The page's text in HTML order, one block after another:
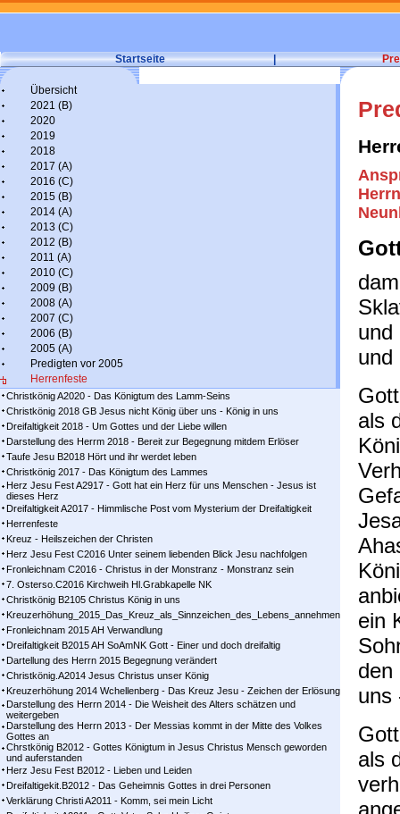
Startseite |
Übersicht
2021 (B)
2020
2019
2018
2017 (A)
2016 (C)
2015 (B)
2014 (A)
2013 (C)
2012 (B)
2011 (A)
2010 (C)
2009 (B)
2008 (A)
2007 (C)
2006 (B)
2005 (A)
Predigten vor 2005
Herrenfeste
Christkönig A2020 - Das Königtum des Lamm-Seins
Christkönig 2018 GB Jesus nicht König über uns - König in uns
Dreifaltigkeit 2018 - Um Gottes und der Liebe willen
Darstellung des Herrm 2018 - Bereit zur Begegnung mitdem Erlöser
Taufe Jesu B2018 Hört und ihr werdet leben
Christkönig 2017 - Das Königtum des Lammes
Herz Jesu Fest A2917 - Gott hat ein Herz für uns Menschen - Jesus ist
dieses Herz
Dreifaltigkeit A2017 - Himmlische Post vom Mysterium der Dreifaltigkeit
Herrenfeste
Kreuz - Heilszeichen der Christen
Herz Jesu Fest C2016 Unter seinem liebenden Blick Jesu nachfolgen
Fronleichnam C2016 - Christus in der Monstranz - Monstranz sein
7. Osterso.C2016 Kirchweih Hl.Grabkapelle NK
Christkönig B2105 Christus König in uns
Kreuzerhöhung_2015_Das_Kreuz_als_Sinnzeichen_des_Lebens_annehmen
Fronleichnam 2015 AH Verwandlung
Dreifaltigkeit B2015 AH SoAmNK Gott - Einer und doch dreifaltig
Dartellung des Herrn 2015 Begegnung verändert
Christkönig.A2014 Jesus Christus unser König
Kreuzerhöhung 2014 Wchellenberg - Das Kreuz Jesu - Zeichen der Erlösung
Darstellung des Herrn 2014 - Die Weisheit des Alters schätzen und
weitergeben
Darstellung des Herrn 2013 - Der Messias kommt in der Mitte des Volkes
Gottes an
Chrstkönig B2012 - Gottes Königtum in Jesus Christus Mensch geworden
und auferstanden
Herz Jesu Fest B2012 - Lieben und Leiden
Dreifaltigekit.B2012 - Das Geheimnis Gottes in drei Personen
Verklärung Christi A2011 - Komm, sei mein Licht
und
und
als
ein
den
uns
als